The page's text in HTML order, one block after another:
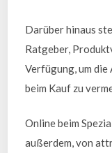
Darüber hinaus
Ratgeber,
Verfügung, um die
beim Kauf zu
Online beim
außerdem, von